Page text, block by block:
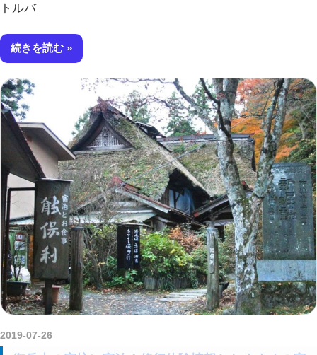
トルバ
続きを読む
2019-07-26